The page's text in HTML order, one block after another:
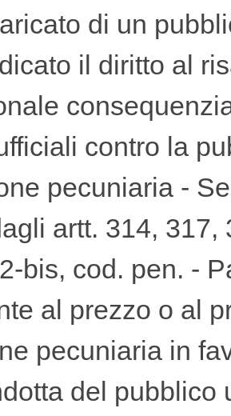
di un
il diritto al
contro la
pecuniaria -
artt. 314, 317,
bis, cod. pen. -
al prezzo o al
pecuniaria in
del pubblico